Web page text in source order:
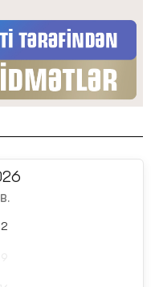
B.
2